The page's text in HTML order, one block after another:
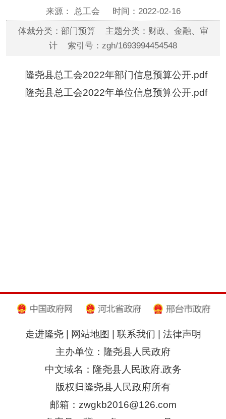
来源： 总工会 时间：2022-02-16
体裁分类：部门预算 主题分类：财政、金融、审
计 索引号：zgh/1693994454548
隆尧县总工会2022年部门信息预算公开.pdf
隆尧县总工会2022年单位信息预算公开.pdf
走进隆尧| 网站地图 联系我们
法律声明
主办单位：隆尧县人民政府
中文域名：隆尧县人民政府.政务
版权归隆尧县人民政府所有
邮箱：zwgkb2016@126.com